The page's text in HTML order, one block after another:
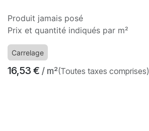
Produit jamais posé
Prix et quantité indiqués par m²
Carrelage
16,53 € / m²(Toutes taxes comprises)